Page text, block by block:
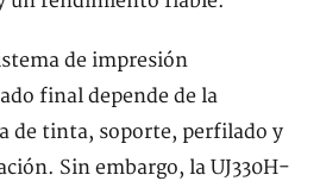
de impresión
final depende de la
de tinta, soporte, perfilado y
Sin embargo, la UJ330H-